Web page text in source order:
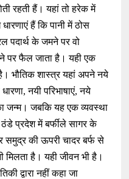
रहती हैं। यहां तो हरेक में
हैं कि पानी में ठोस
पदार्थ के जमने पर वो
पर फैल जाता है। यही एक
भौतिक शास्त्र यहां अपने नये
नयी परिभाषाएं, नये
जन्म। जबकि यह एक व्यवस्था
प्रदेश में बर्फीले सागर के
समुद्र की ऊपरी चादर बर्फ से
मिलता है। यही जीवन भी है।
द्वारा नहीं कहा जा